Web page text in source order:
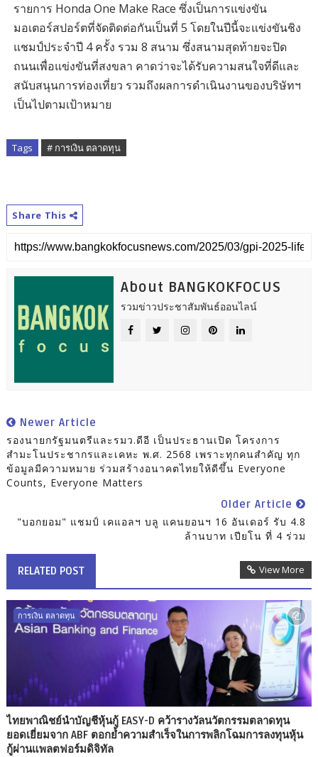
รายการ Honda One Make Race ซึ่งเป็นการแข่งขัน
มอเตอร์สปอร์ตที่จัดติดต่อกันเป็นที่ 5 โดยในปีนี้จะแข่งขันชิง
แชมป์ประจำปี 4 ครั้ง รวม 8 สนาม ซึ่งสนามสุดท้ายจะปิด
ถนนเพื่อแข่งขันที่สงขลา คาดว่าจะได้รับความสนใจที่ดีและ
สนับสนุนการท่องเที่ยว รวมถึงผลการดำเนินงานของบริษัทฯ
เป็นไปตามเป้าหมาย
Tags # การเงิน ตลาดทุน
Share This
About BANGKOKFOCUS
รวมข่าวประชาสัมพันธ์ออนไลน์
Newer Article
รองนายกรัฐมนตรีและรมว.ดีอี เป็นประธานเปิด โครงการ
สำมะโนประชากรและเคหะ พ.ศ. 2568 เพราะทุกคนสำคัญ ทุก
ข้อมูลมีความหมาย ร่วมสร้างอนาคตไทยให้ดีขึ้น Everyone
Counts, Everyone Matters
Older Article
"บอกยอม" แชมป์ เคแอลฯ บลู แคนยอนฯ 16 อันเดอร์ รับ 4.8
ล้านบาท เปียโน ที่ 4 ร่วม
RELATED POST View More
การเงิน ตลาดทุน
ไทยพาณิชย์นำบัญชีหุ้นกู้ EASY-D คว้ารางวัลนวัตกรรมตลาดทุน
ยอดเยี่ยมจาก ABF ตอกย้ำความสำเร็จในการพลิกโฉมการลงทุนหุ้น
กู้ผ่านแพลตฟอร์มดิจิทัล